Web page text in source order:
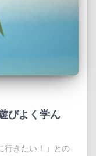
びよく学ん
行きたい！」との